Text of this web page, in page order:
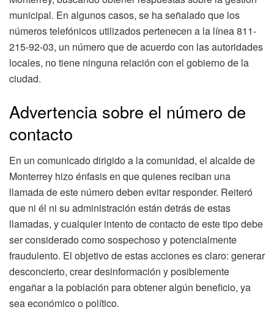
municipal. En algunos casos, se ha señalado que los
números telefónicos utilizados pertenecen a la línea 811-
215-92-03, un número que de acuerdo con las autoridades
locales, no tiene ninguna relación con el gobierno de la
ciudad.
Advertencia sobre el número de
contacto
En un comunicado dirigido a la comunidad, el alcalde de
Monterrey hizo énfasis en que quienes reciban una
llamada de este número deben evitar responder. Reiteró
que ni él ni su administración están detrás de estas
llamadas, y cualquier intento de contacto de este tipo debe
ser considerado como sospechoso y potencialmente
fraudulento. El objetivo de estas acciones es claro: generar
desconcierto, crear desinformación y posiblemente
engañar a la población para obtener algún beneficio, ya
sea económico o político.